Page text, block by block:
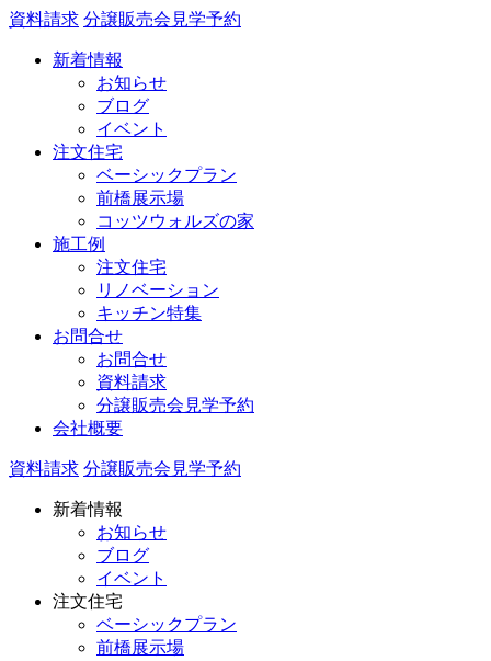
資料請求 分譲販売会見学予約
新着情報
お知らせ
ブログ
イベント
注文住宅
ベーシックプラン
前橋展示場
コッツウォルズの家
施工例
注文住宅
リノベーション
キッチン特集
お問合せ
お問合せ
資料請求
分譲販売会見学予約
会社概要
資料請求 分譲販売会見学予約
新着情報
お知らせ
ブログ
イベント
注文住宅
ベーシックプラン
前橋展示場